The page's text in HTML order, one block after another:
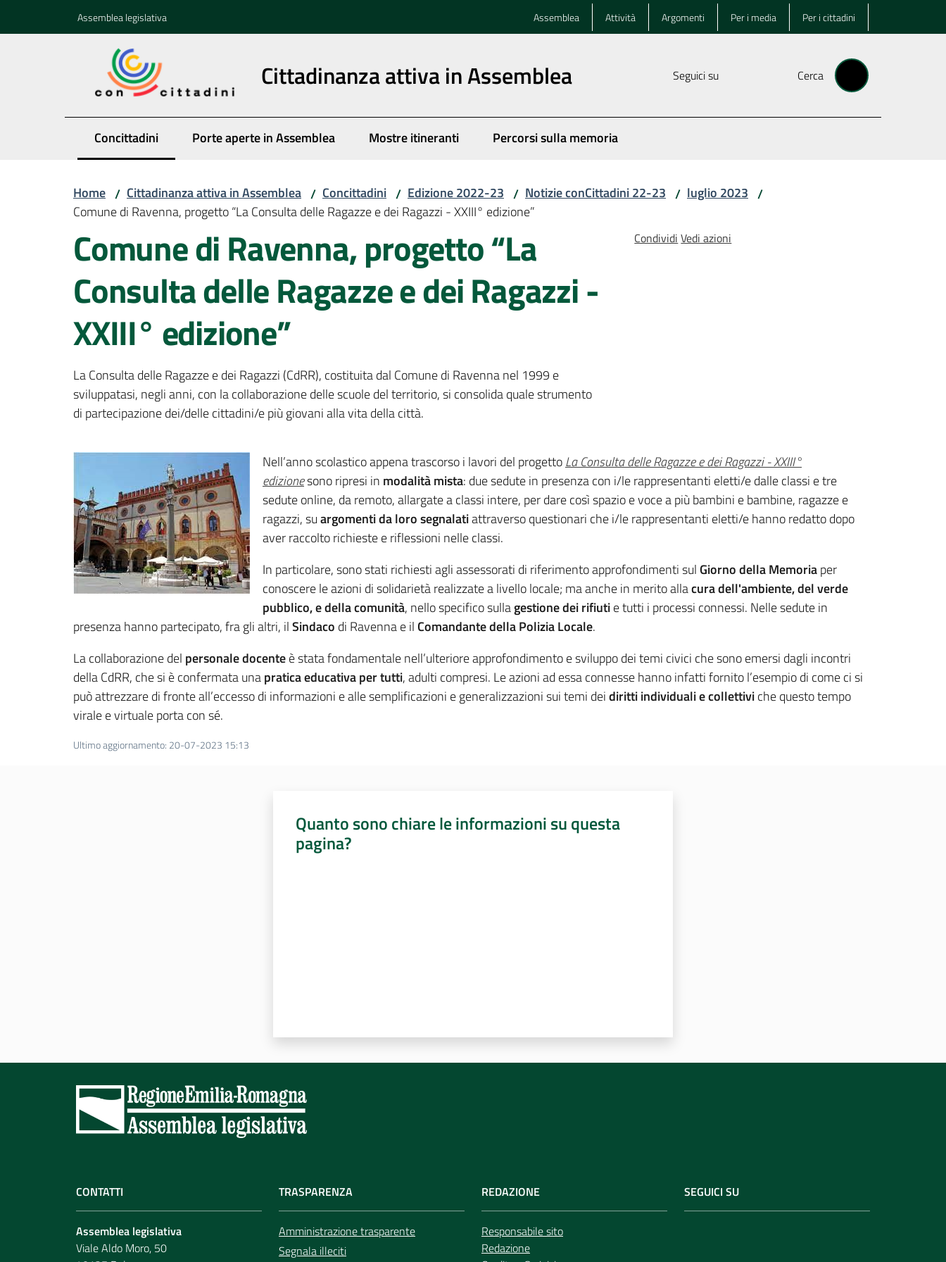
Assemblea legislativa Assemblea Attività Argomenti Per i media Per i cittadini
Cittadinanza attiva in Assemblea Seguici su Cerca
Concittadini
Menu selezionato Porte aperte in Assemblea Mostre itineranti Percorsi sulla memoria
Home / Cittadinanza attiva in Assemblea / Concittadini / Edizione 2022-23 / Notizie conCittadini 22-23 / luglio 2023 /
Comune di Ravenna, progetto “La Consulta delle Ragazze e dei Ragazzi - XXIII° edizione”
Comune di Ravenna, progetto “La
Consulta delle Ragazze e dei Ragazzi -
XXIII° edizione”
La Consulta delle Ragazze e dei Ragazzi (CdRR), costituita dal Comune di Ravenna nel 1999 e
sviluppatasi, negli anni, con la collaborazione delle scuole del territorio, si consolida quale strumento
di partecipazione dei/delle cittadini/e più giovani alla vita della città.
Condividi Vedi azioni
Nell’anno scolastico appena trascorso i lavori del progettoLa Consulta delle Ragazze e dei Ragazzi - XXIII°
edizionesono ripresi in modalità mista: due sedute in presenza con i/le rappresentanti eletti/e dalle classi e tre
sedute online, da remoto, allargate a classi intere, per dare così spazio e voce a più bambini e bambine, ragazze e
ragazzi, suargomenti da loro segnalatiattraverso questionari che i/le rappresentanti eletti/e hanno redatto dopo
aver raccolto richieste e riflessioni nelle classi.
In particolare, sono stati richiesti agli assessorati di riferimento approfondimenti sul Giorno della Memoriaper
conoscere le azioni di solidarietà realizzate a livello locale; ma anche in merito allacura dell'ambiente, del verde
pubblico, e della comunità, nello specifico sullagestione dei rifiutie tutti i processi connessi. Nelle sedute in
presenza hanno partecipato, fra gli altri, ilSindaco di Ravenna e il Comandante della Polizia Locale.
La collaborazione del personale docenteè stata fondamentale nell’ulteriore approfondimento e sviluppo dei temi civici che sono emersi dagli incontri
della CdRR, che si è confermata unapratica educativa per tutti, adulti compresi. Le azioni ad essa connesse hanno infatti fornito l’esempio di come ci si
può attrezzare di fronte all’eccesso di informazioni e alle semplificazioni e generalizzazioni sui temi deidiritti individuali e collettiviche questo tempo
virale e virtuale porta con sé.
Ultimo aggiornamento: 20-07-2023 15:13
Quanto sono chiare le informazioni su questa
pagina?
CONTATTI
Assemblea legislativa
Viale Aldo Moro, 50
TRASPARENZA
Amministrazione trasparente
Segnala illeciti
REDAZIONE
Responsabile sito
Redazione
SEGUICI SU